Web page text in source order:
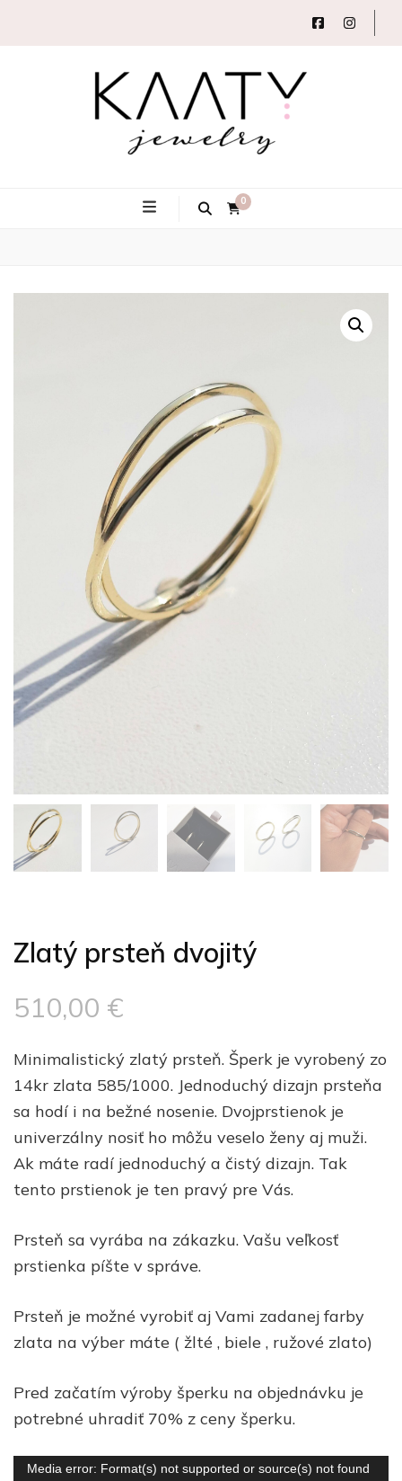
Kaaty
Jewelry
0
Zlatý prsteň dvojitý
510,00 €
Minimalistický zlatý prsteň. Šperk je vyrobený zo
14kr zlata 585/1000. Jednoduchý dizajn prsteňa
sa hodí i na bežné nosenie. Dvojprstienok je
univerzálny nosiť ho môžu veselo ženy aj muži.
Ak máte radí jednoduchý a čistý dizajn. Tak
tento prstienok je ten pravý pre Vás.
Prsteň sa vyrába na zákazku. Vašu veľkosť
prstienka píšte v správe.
Prsteň je možné vyrobiť aj Vami zadanej farby
zlata na výber máte ( žlté , biele , ružové zlato)
Pred začatím výroby šperku na objednávku je
potrebné uhradiť 70% z ceny šperku.
Video
Media error: Format(s) not supported or source(s) not found